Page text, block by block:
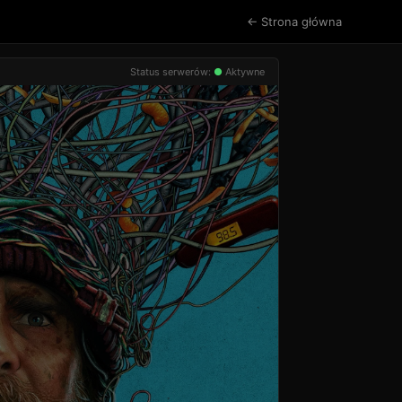
← Strona główna
Status serwerów: ● Aktywne